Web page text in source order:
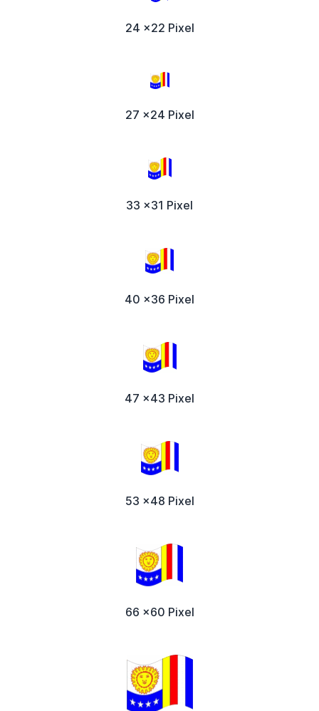
24 x22 Pixel
27 x24 Pixel
33 x31 Pixel
40 x36 Pixel
47 x43 Pixel
53 x48 Pixel
66 x60 Pixel